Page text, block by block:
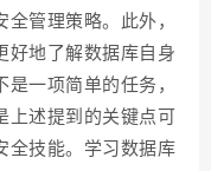
管理策略。此外，
好地了解数据库自身
一项简单的任务，
述提到的关键点可
全技能。学习数据库